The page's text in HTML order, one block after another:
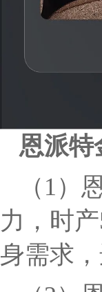
恩派特
（1）
力，时
身需求